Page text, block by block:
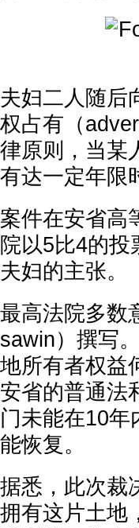
夫妇二人随后
权占有（
律原则，当某
有达一定年限
案件在安省高
院以5比4的
夫妇的主张。
最高法院多数
sawin）撰写
地所有者权益
安省的普通法
门未能在10年
能恢复。
据悉，此次裁
拥有这片土地